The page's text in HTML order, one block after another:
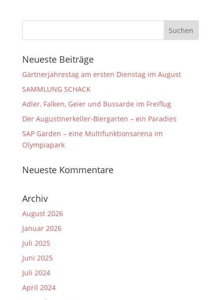
Neueste Beiträge
Gärtnerjahrestag am ersten Dienstag im August
SAMMLUNG SCHACK
Adler, Falken, Geier und Bussarde im Freiflug
Der Augustinerkeller-Biergarten – ein Paradies
SAP Garden – eine Multifunktionsarena im
Olympiapark
Neueste Kommentare
Archiv
August 2026
Januar 2026
Juli 2025
Juni 2025
Juli 2024
April 2024